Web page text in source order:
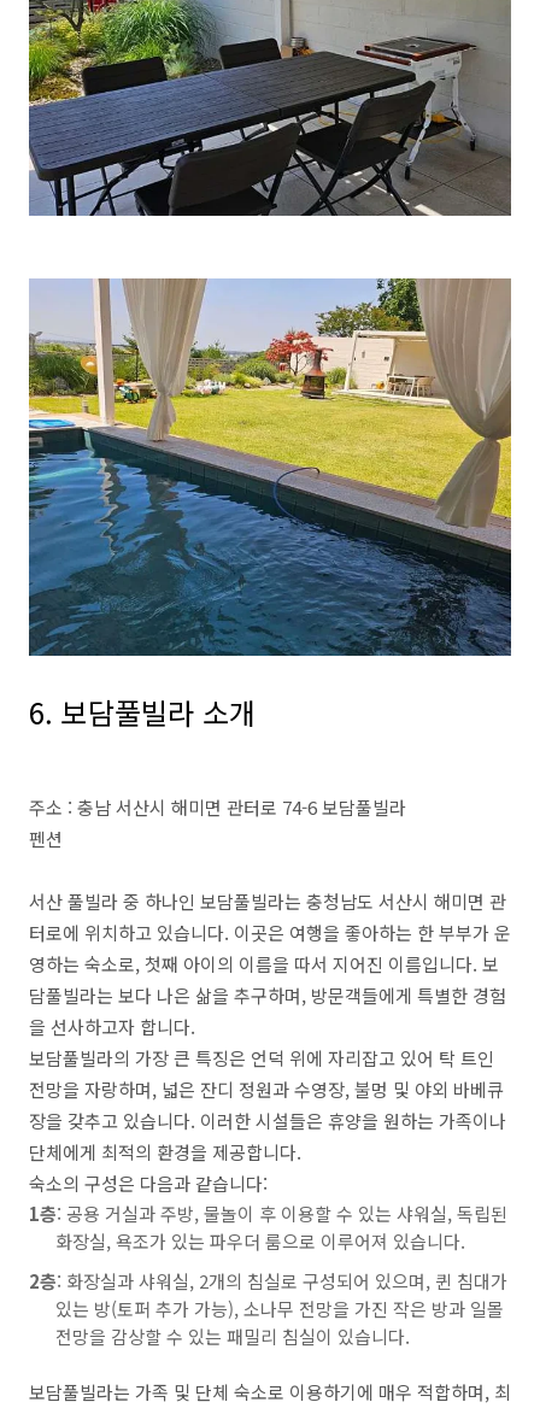
6. 보담풀빌라 소개
주소 : 충남 서산시 해미면 관터로 74-6 보담풀빌라
펜션
서산 풀빌라 중 하나인 보담풀빌라는 충청남도 서산시 해미면 관
터로에 위치하고 있습니다. 이곳은 여행을 좋아하는 한 부부가 운
영하는 숙소로, 첫째 아이의 이름을 따서 지어진 이름입니다. 보
담풀빌라는 보다 나은 삶을 추구하며, 방문객들에게 특별한 경험
을 선사하고자 합니다.
보담풀빌라의 가장 큰 특징은 언덕 위에 자리잡고 있어 탁 트인
전망을 자랑하며, 넓은 잔디 정원과 수영장, 불멍 및 야외 바베큐
장을 갖추고 있습니다. 이러한 시설들은 휴양을 원하는 가족이나
단체에게 최적의 환경을 제공합니다.
숙소의 구성은 다음과 같습니다:
1층: 공용 거실과 주방, 물놀이 후 이용할 수 있는 샤워실, 독립된
화장실, 욕조가 있는 파우더 룸으로 이루어져 있습니다.
2층: 화장실과 샤워실, 2개의 침실로 구성되어 있으며, 퀸 침대가
있는 방(토퍼 추가 가능), 소나무 전망을 가진 작은 방과 일몰
전망을 감상할 수 있는 패밀리 침실이 있습니다.
보담풀빌라는 가족 및 단체 숙소로 이용하기에 매우 적합하며, 최